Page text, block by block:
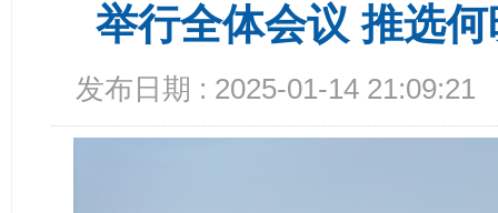
举行全体会议 推选
发布日期 : 2025-01-14 21:09:21